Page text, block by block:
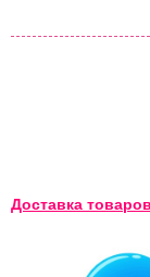
Доставка